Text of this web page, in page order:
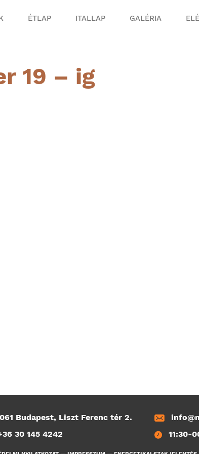
ÉTLAP ITALLAP GALÉRIA
19 – ig
Budapest, Liszt Ferenc tér 2.
30 145 4242
11:30-